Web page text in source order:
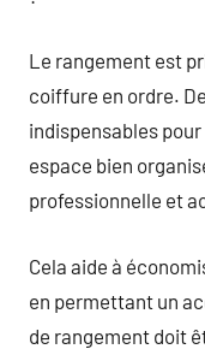
Le rangement est
coiffure en ordre.
indispensables
espace bien
professionnelle et
Cela aide à
en permettant un
de rangement doit